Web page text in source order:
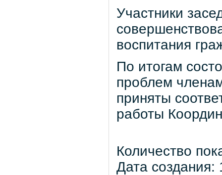
Участники
воспитания
По итогам
проблем
приняты
работы
Количество
Дата